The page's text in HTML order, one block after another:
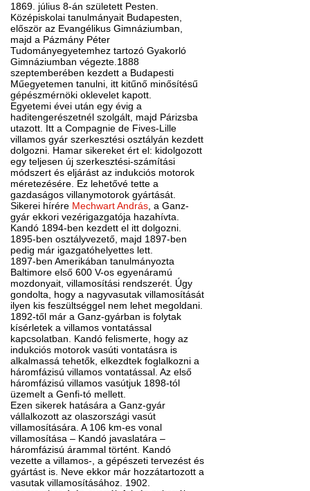
1869. július 8-án született Pesten.
Középiskolai tanulmányait Budapesten,
először az Evangélikus Gimnáziumban,
majd a Pázmány Péter
Tudományegyetemhez tartozó Gyakorló
Gimnáziumban végezte.1888
szeptemberében kezdett a Budapesti
Műegyetemen tanulni, itt kitűnő minősítésű
gépészmérnöki oklevelet kapott.
Egyetemi évei után egy évig a
haditengerészetnél szolgált, majd Párizsba
utazott. Itt a Compagnie de Fives-Lille
villamos gyár szerkesztési osztályán kezdett
dolgozni. Hamar sikereket ért el: kidolgozott
egy teljesen új szerkesztési-számítási
módszert és eljárást az indukciós motorok
méretezésére. Ez lehetővé tette a
gazdaságos villanymotorok gyártását.
Sikerei hírére Mechwart András, a Ganz-
gyár ekkori vezérigazgatója hazahívta.
Kandó 1894-ben kezdett el itt dolgozni.
1895-ben osztályvezető, majd 1897-ben
pedig már igazgatóhelyettes lett.
1897-ben Amerikában tanulmányozta
Baltimore első 600 V-os egyenáramú
mozdonyait, villamosítási rendszerét. Úgy
gondolta, hogy a nagyvasutak villamosítását
ilyen kis feszültséggel nem lehet megoldani.
1892-től már a Ganz-gyárban is folytak
kísérletek a villamos vontatással
kapcsolatban. Kandó felismerte, hogy az
indukciós motorok vasúti vontatásra is
alkalmassá tehetők, elkezdtek foglalkozni a
háromfázisú villamos vontatással. Az első
háromfázisú villamos vasútjuk 1898-tól
üzemelt a Genfi-tó mellett.
Ezen sikerek hatására a Ganz-gyár
vállalkozott az olaszországi vasút
villamosítására. A 106 km-es vonal
villamosítása – Kandó javaslatára –
háromfázisú árammal történt. Kandó
vezette a villamos-, a gépészeti tervezést és
gyártást is. Neve ekkor már hozzátartozott a
vasutak villamosításához. 1902.